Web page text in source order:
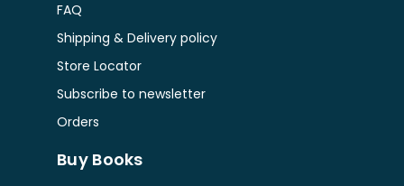
FAQ
Shipping & Delivery policy
Store Locator
Subscribe to newsletter
Orders
Buy Books